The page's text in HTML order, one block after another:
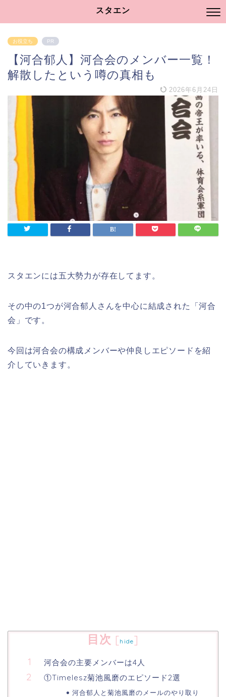
スタエン
お役立ち PR
【河合郁人】河合会のメンバー一覧！
解散したという噂の真相も
2026年6月24日
スタエンには五大勢力が存在してます。
その中の1つが河合郁人さんを中心に結成された「河合
会」です。
今回は河合会の構成メンバーや仲良しエピソードを紹
介していきます。
目次 [hide]
河合会の主要メンバーは4人
①Timelesz菊池風磨のエピソード2選
河合郁人と菊池風磨のメールのやり取り